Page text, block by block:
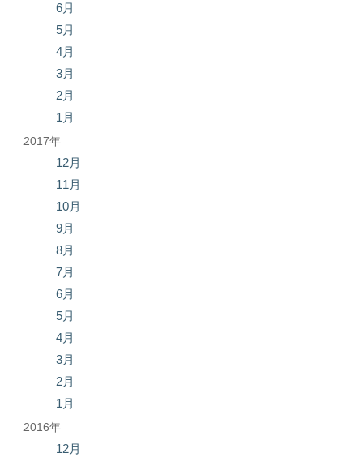
6月
5月
4月
3月
2月
1月
2017年
12月
11月
10月
9月
8月
7月
6月
5月
4月
3月
2月
1月
2016年
12月